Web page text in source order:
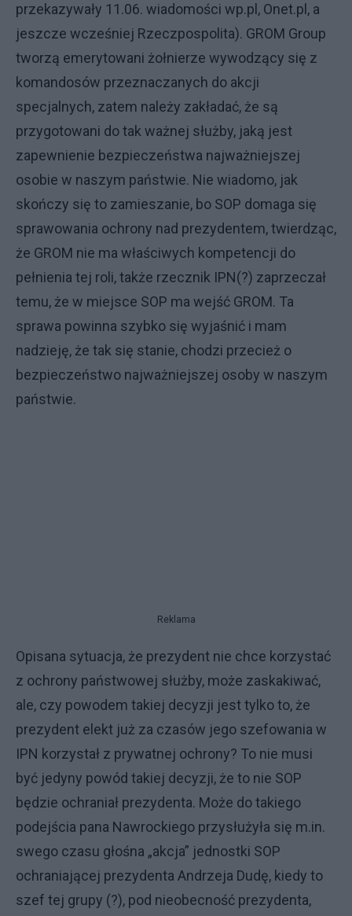
przekazywały 11.06. wiadomości wp.pl, Onet.pl, a
jeszcze wcześniej Rzeczpospolita). GROM Group
tworzą emerytowani żołnierze wywodzący się z
komandosów przeznaczanych do akcji
specjalnych, zatem należy zakładać, że są
przygotowani do tak ważnej służby, jaką jest
zapewnienie bezpieczeństwa najważniejszej
osobie w naszym państwie. Nie wiadomo, jak
skończy się to zamieszanie, bo SOP domaga się
sprawowania ochrony nad prezydentem, twierdząc,
że GROM nie ma właściwych kompetencji do
pełnienia tej roli, także rzecznik IPN(?) zaprzeczał
temu, że w miejsce SOP ma wejść GROM. Ta
sprawa powinna szybko się wyjaśnić i mam
nadzieję, że tak się stanie, chodzi przecież o
bezpieczeństwo najważniejszej osoby w naszym
państwie.
Reklama
Opisana sytuacja, że prezydent nie chce korzystać
z ochrony państwowej służby, może zaskakiwać,
ale, czy powodem takiej decyzji jest tylko to, że
prezydent elekt już za czasów jego szefowania w
IPN korzystał z prywatnej ochrony? To nie musi
być jedyny powód takiej decyzji, że to nie SOP
będzie ochraniał prezydenta. Może do takiego
podejścia pana Nawrockiego przysłużyła się m.in.
swego czasu głośna „akcja” jednostki SOP
ochraniającej prezydenta Andrzeja Dudę, kiedy to
szef tej grupy (?), pod nieobecność prezydenta,